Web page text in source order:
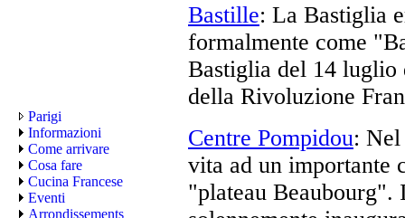
Parigi
Informazioni
Come arrivare
Cosa fare
Cucina Francese
Eventi
Arrondissements
Bastille: La Bastiglia
formalmente come
Bastiglia del 14 luglio
della Rivoluzione
Centre Pompidou: Nel
vita ad un importante
"plateau